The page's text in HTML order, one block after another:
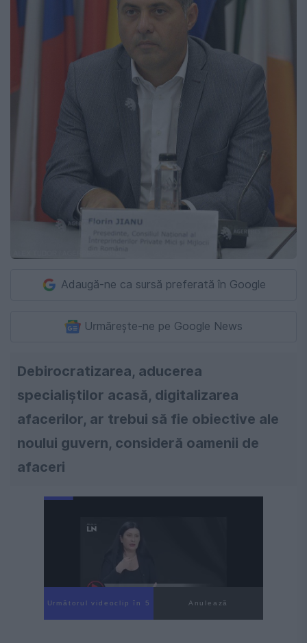
Adaugă-ne ca sursă preferată în Google
Urmărește-ne pe Google News
Debirocratizarea, aducerea
specialiștilor acasă, digitalizarea
afacerilor, ar trebui să fie obiective ale
noului guvern, consideră oamenii de
afaceri
Următorul videoclip în 4 Anulează